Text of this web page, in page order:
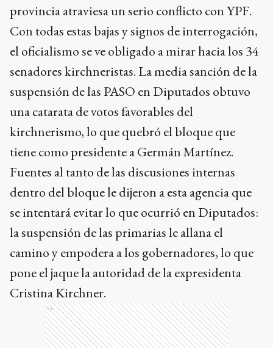
provincia atraviesa un serio conflicto con YPF.
Con todas estas bajas y signos de interrogación,
el oficialismo se ve obligado a mirar hacia los 34
senadores kirchneristas. La media sanción de la
suspensión de las PASO en Diputados obtuvo
una catarata de votos favorables del
kirchnerismo, lo que quebró el bloque que
tiene como presidente a Germán Martínez.
Fuentes al tanto de las discusiones internas
dentro del bloque le dijeron a esta agencia que
se intentará evitar lo que ocurrió en Diputados:
la suspensión de las primarias le allana el
camino y empodera a los gobernadores, lo que
pone el jaque la autoridad de la expresidenta
Cristina Kirchner.
Ads